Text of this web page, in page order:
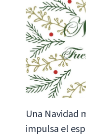
Una Navidad
impulsa el